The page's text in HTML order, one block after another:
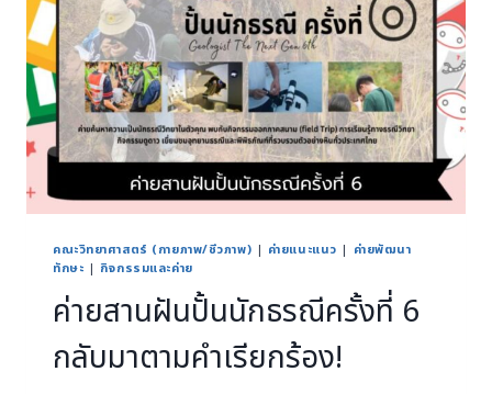
คณะวิทยาศาสตร์ (กายภาพ/ชีวภาพ) | ค่ายแนะแนว | ค่ายพัฒนา
ทักษะ | กิจกรรมและค่าย
ค่ายสานฝันปั้นนักธรณีครั้งที่ 6
กลับมาตามคำเรียกร้อง!